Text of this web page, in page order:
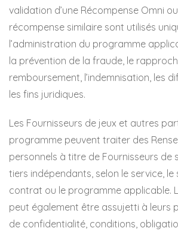
validation d’une Récompense Omni ou
récompense similaire sont utilisés
l’administration du programme
la prévention de la fraude, le
remboursement, l’indemnisation, les
les fins juridiques.
Les Fournisseurs de jeux et autres
programme peuvent traiter des
personnels à titre de Fournisseurs de
tiers indépendants, selon le service, le
contrat ou le programme applicable.
peut également être assujetti à leurs
de confidentialité, conditions,